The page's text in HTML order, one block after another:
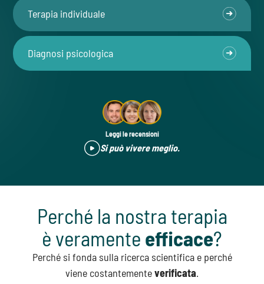
Terapia individuale
Diagnosi psicologica
Leggi le recensioni
Si può vivere meglio.
Perché la nostra terapia
è veramente efficace?
Perché si fonda sulla ricerca scientifica e perché
viene costantementeverificata.